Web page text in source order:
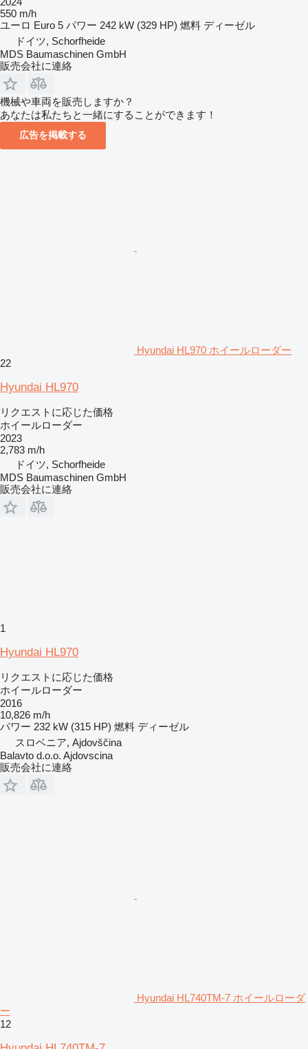
550 m/h
ユーロ Euro 5 パワー 242 kW (329 HP) 燃料 ディーゼル
ドイツ, Schorfheide
MDS Baumaschinen GmbH
販売会社に連絡
機械や車両を販売しますか？
あなたは私たちと一緒にすることができます！
広告を掲載する
Hyundai HL970 ホイールローダー
22
Hyundai HL970
リクエストに応じた価格
ホイールローダー
2023
2,783 m/h
ドイツ, Schorfheide
MDS Baumaschinen GmbH
販売会社に連絡
1
Hyundai HL970
リクエストに応じた価格
ホイールローダー
2016
10,826 m/h
パワー 232 kW (315 HP) 燃料 ディーゼル
スロベニア, Ajdovščina
Balavto d.o.o. Ajdovscina
販売会社に連絡
Hyundai HL740TM-7 ホイールローダ
ー
12